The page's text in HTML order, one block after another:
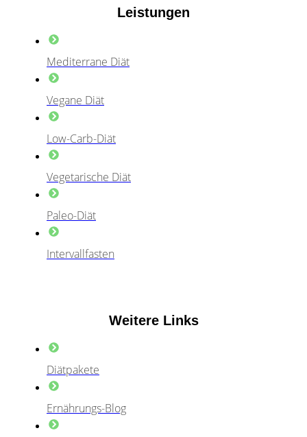
Leistungen
Mediterrane Diät
Vegane Diät
Low-Carb-Diät
Vegetarische Diät
Paleo-Diät
Intervallfasten
Weitere Links
Diätpakete
Ernährungs-Blog